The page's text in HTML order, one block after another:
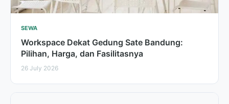
SEWA
Workspace Dekat Gedung Sate Bandung:
Pilihan, Harga, dan Fasilitasnya
26 July 2026